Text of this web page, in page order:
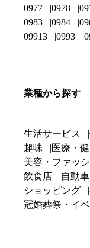
0977
0978
0983
0984
09913
0993
業種から探す
生活サービス
趣味
医療・
美容・ファッ
飲食店
自動
ショッピング
冠婚葬祭・イ